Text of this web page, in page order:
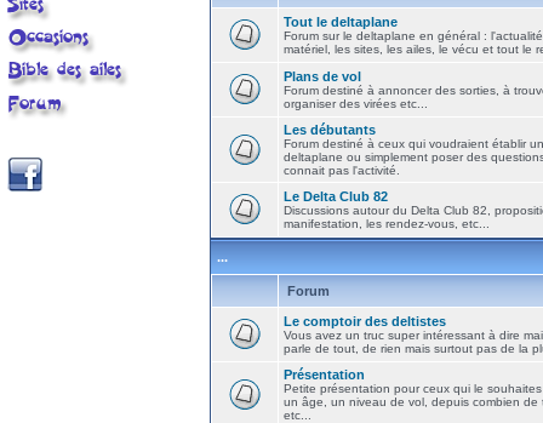
Tout le deltaplane
Forum sur le deltaplane en général :
matériel, les sites, les ailes, le vécu et tout le
Plans de vol
Forum destiné à annoncer des sorties, à
organiser des virées etc...
Les débutants
Forum destiné à ceux qui voudraient établir
deltaplane ou simplement poser des
connait pas l'activité.
Le Delta Club 82
Discussions autour du Delta Club 82,
manifestation, les rendez-vous, etc...
...
Forum
Le comptoir des deltistes
Vous avez un truc super intéressant à dire
parle de tout, de rien mais surtout pas de la
Présentation
Petite présentation pour ceux qui le
un âge, un niveau de vol, depuis combien de
etc...